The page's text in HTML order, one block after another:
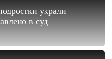
украли
в суд